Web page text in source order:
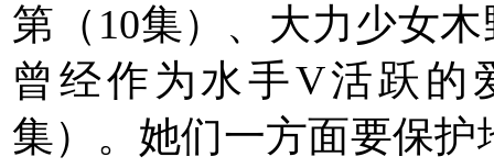
第（10集）、大力少女
曾经作为水手V活跃的
集）。她们一方面要保